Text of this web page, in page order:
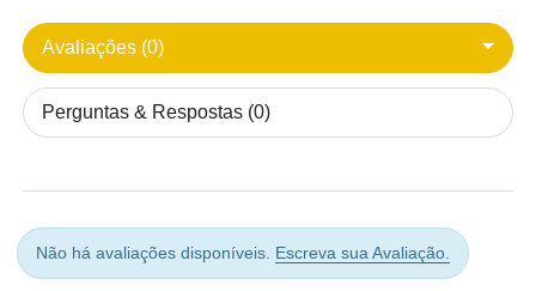
Avaliações (0)
Perguntas & Respostas (0)
Não há avaliações disponíveis. Escreva sua Avaliação.